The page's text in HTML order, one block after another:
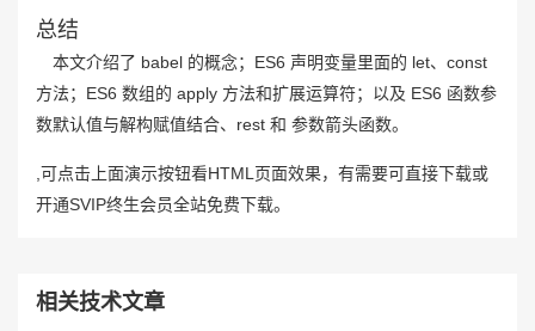
总结
本文介绍了 babel 的概念；ES6 声明变量里面的 let、const
方法；ES6 数组的 apply 方法和扩展运算符；以及 ES6 函数参
数默认值与解构赋值结合、rest 和 参数箭头函数。
,可点击上面演示按钮看HTML页面效果，有需要可直接下载或
开通SVIP终生会员全站免费下载。
相关技术文章